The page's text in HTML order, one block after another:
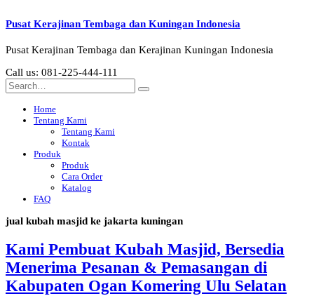
Pusat Kerajinan Tembaga dan Kuningan Indonesia
Pusat Kerajinan Tembaga dan Kerajinan Kuningan Indonesia
Call us: 081-225-444-111
Home
Tentang Kami
Tentang Kami
Kontak
Produk
Produk
Cara Order
Katalog
FAQ
jual kubah masjid ke jakarta kuningan
Kami Pembuat Kubah Masjid, Bersedia
Menerima Pesanan & Pemasangan di
Kabupaten Ogan Komering Ulu Selatan